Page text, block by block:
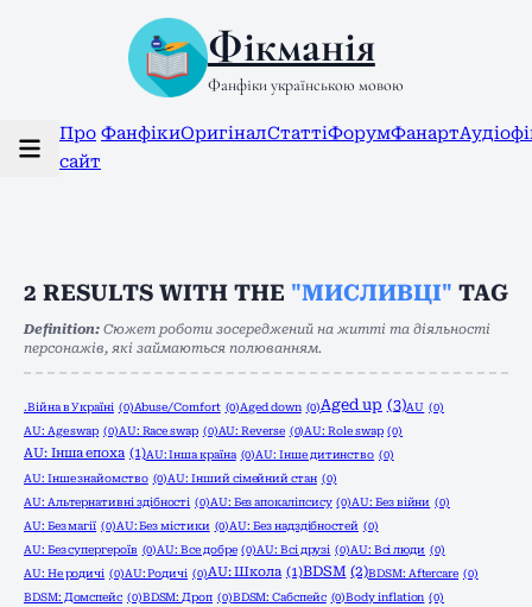
Фікманія
Фанфіки українською мовою
Про
сайт
ФанфікиОригіналСтаттіФорумФанарт
2 RESULTS WITH THE "МИСЛИВЦІ" TAG
Definition: Сюжет роботи зосереджений на житті та діяльності
персонажів, які займаються полюванням.
.Війна в Україні (0)Abuse/Comfort (0)Aged down (0)Aged up (3)AU (0)
AU: Age swap (0)AU: Race swap (0)AU: Reverse (0)AU: Role swap (0)
AU: Інша епоха (1)AU: Інша країна (0)AU: Інше дитинство (0)
AU: Інше знайомство (0)AU: Інший сімейний стан (0)
AU: Альтернативні здібності (0)AU: Без апокаліпсису (0)AU: Без війни (0)
AU: Без магії (0)AU: Без містики (0)AU: Без надздібностей (0)
AU: Без супергероїв (0)AU: Все добре (0)AU: Всі друзі (0)AU: Всі люди (0)
AU: Не родичі (0)AU: Родичі (0)AU: Школа (1)BDSM (2)BDSM: Aftercare (0)
BDSM: Домспейс (0)BDSM: Дроп (0)BDSM: Сабспейс (0)Body inflation (0)